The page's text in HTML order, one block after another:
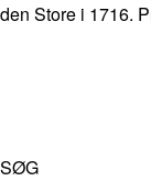
den Store i 1716.
SØG